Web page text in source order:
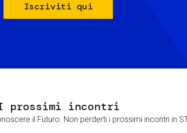
Iscriviti qui
prossimi incontri
il Futuro. Non perderti i prossimi incontri in